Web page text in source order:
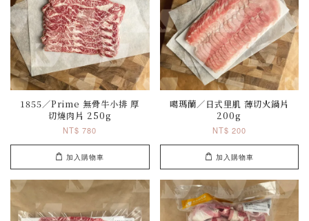
1855／Prime 無骨牛小排 厚
切燒肉片 250g
NT$ 780
加入購物車
噶瑪蘭／日式里肌 薄切火鍋片
200g
NT$ 200
加入購物車